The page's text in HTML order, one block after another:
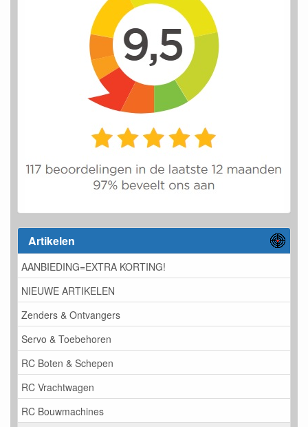
Artikelen
AANBIEDING=EXTRA KORTING!
NIEUWE ARTIKELEN
Zenders & Ontvangers
Servo & Toebehoren
RC Boten & Schepen
RC Vrachtwagen
RC Bouwmachines